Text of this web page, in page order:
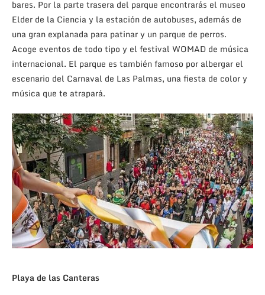
bares. Por la parte trasera del parque encontrarás el museo
Elder de la Ciencia y la estación de autobuses, además de
una gran explanada para patinar y un parque de perros.
Acoge eventos de todo tipo y el festival WOMAD de música
internacional. El parque es también famoso por albergar el
escenario del Carnaval de Las Palmas, una fiesta de color y
música que te atrapará.
Playa de las Canteras